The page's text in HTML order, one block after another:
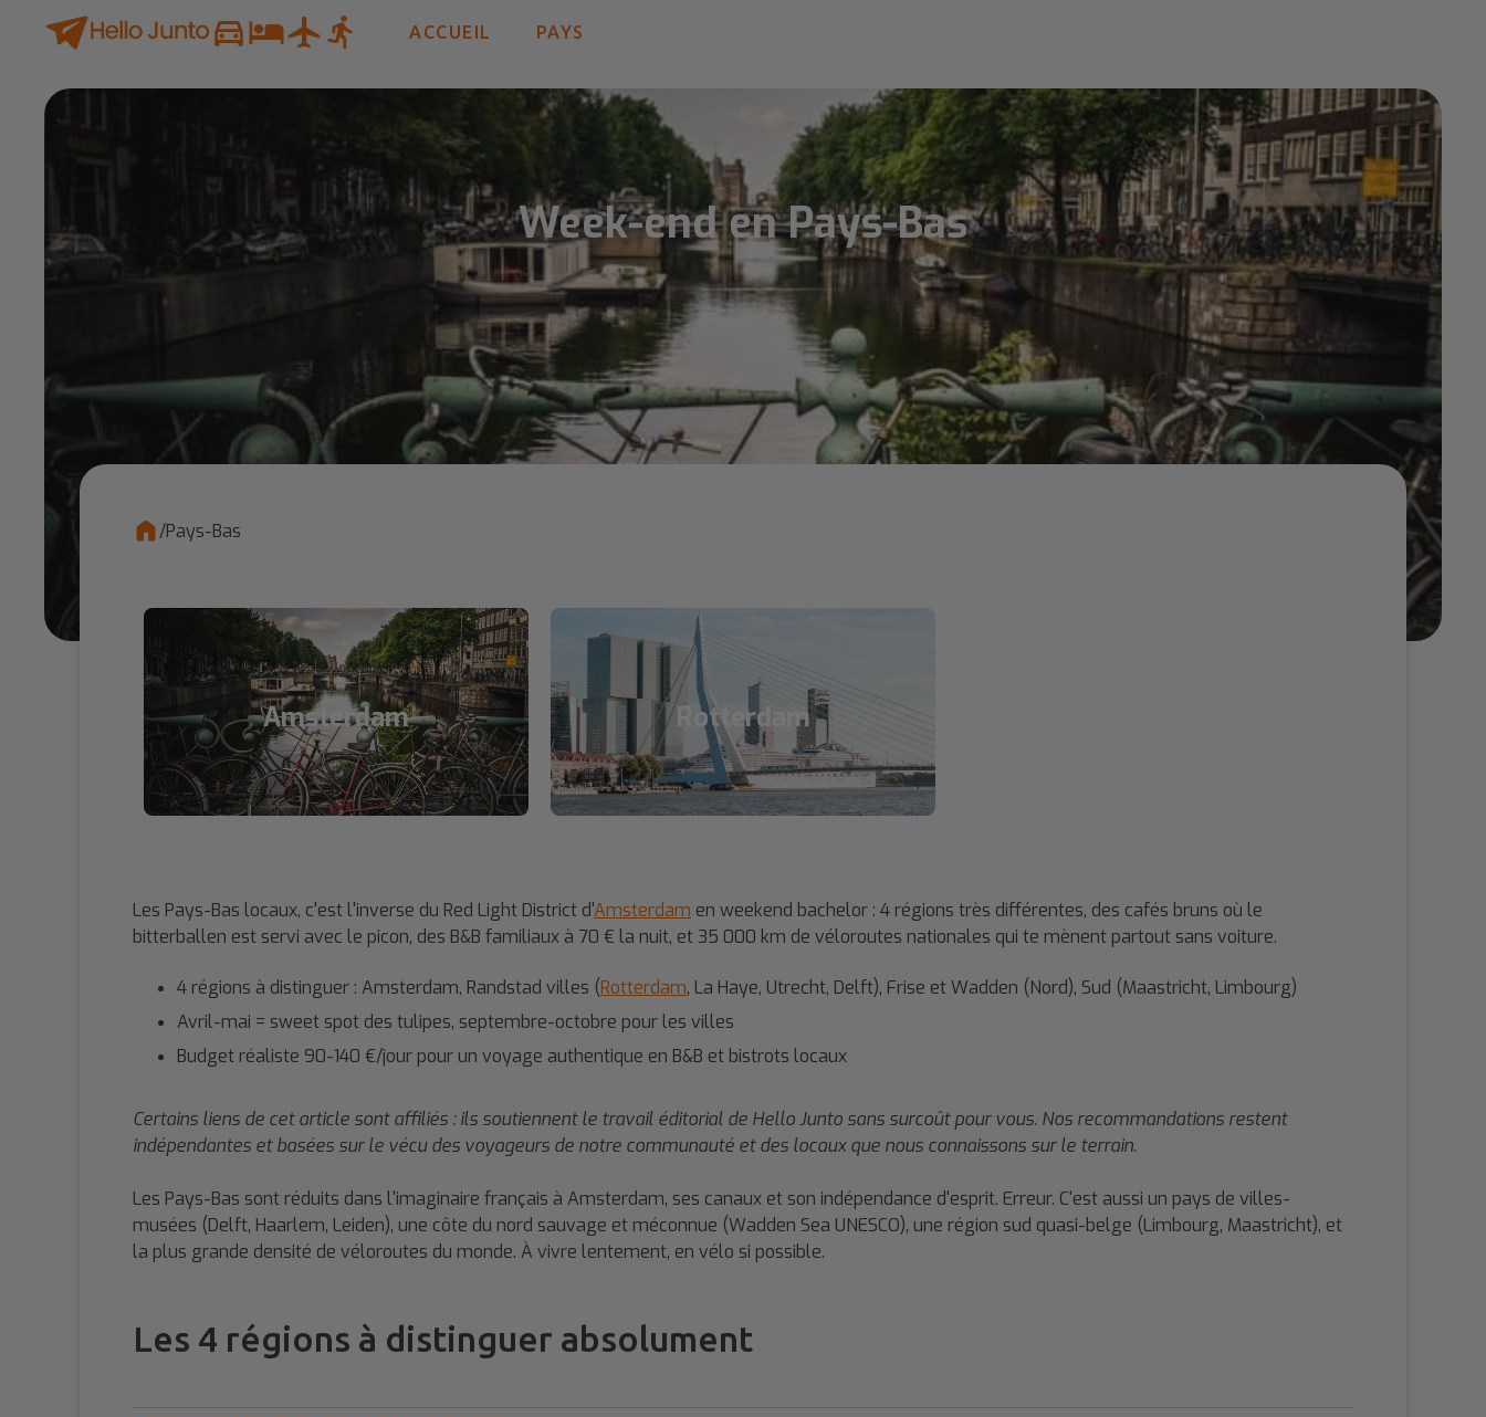
ACCUEIL PAYS
Week-end en Pays-Bas
/Pays-Bas
Amsterdam Rotterdam
Les Pays-Bas locaux, c'est l'inverse du Red Light District d'Amsterdam en weekend bachelor : 4 régions très différentes, des cafés bruns où le
bitterballen est servi avec le picon, des B&B familiaux à 70 € la nuit, et 35 000 km de véloroutes nationales qui te mènent partout sans voiture.
4 régions à distinguer : Amsterdam, Randstad villes (Rotterdam, La Haye, Utrecht, Delft), Frise et Wadden (Nord), Sud (Maastricht, Limbourg)
Avril-mai = sweet spot des tulipes, septembre-octobre pour les villes
Budget réaliste 90-140 €/jour pour un voyage authentique en B&B et bistrots locaux
Certains liens de cet article sont affiliés : ils soutiennent le travail éditorial de Hello Junto sans surcoût pour vous. Nos recommandations restent
indépendantes et basées sur le vécu des voyageurs de notre communauté et des locaux que nous connaissons sur le terrain.
Les Pays-Bas sont réduits dans l'imaginaire français à Amsterdam, ses canaux et son indépendance d'esprit. Erreur. C'est aussi un pays de villes-
musées (Delft, Haarlem, Leiden), une côte du nord sauvage et méconnue (Wadden Sea UNESCO), une région sud quasi-belge (Limbourg, Maastricht), et
la plus grande densité de véloroutes du monde. À vivre lentement, en vélo si possible.
Les 4 régions à distinguer absolument